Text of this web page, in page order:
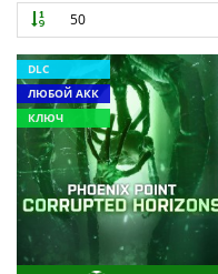
50
DLC
ЛЮБОЙ АКК
КЛЮЧ